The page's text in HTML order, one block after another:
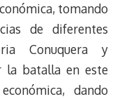
tomando
de diferentes
Conuquera y
la batalla en este
dando